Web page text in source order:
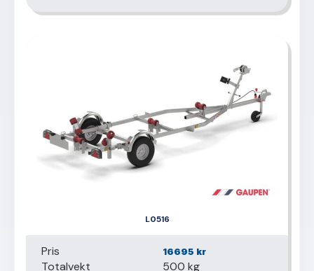
L0516
Pris 16695 kr
Totalvekt
500 kg